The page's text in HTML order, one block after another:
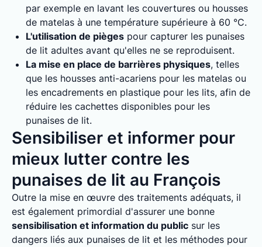
par exemple en lavant les couvertures ou housses
de matelas à une température supérieure à 60 °C.
L'utilisation de pièges pour capturer les punaises
de lit adultes avant qu'elles ne se reproduisent.
La mise en place de barrières physiques, telles
que les housses anti-acariens pour les matelas ou
les encadrements en plastique pour les lits, afin de
réduire les cachettes disponibles pour les
punaises de lit.
Sensibiliser et informer pour
mieux lutter contre les
punaises de lit au François
Outre la mise en œuvre des traitements adéquats, il
est également primordial d'assurer une bonne
sensibilisation et information du public sur les
dangers liés aux punaises de lit et les méthodes pour